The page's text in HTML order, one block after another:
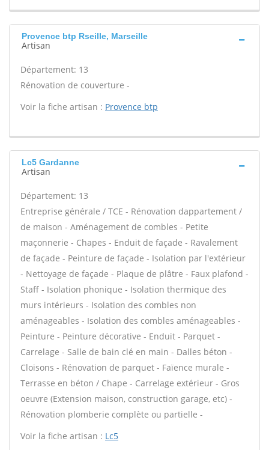
Provence btp Rseille, Marseille
Artisan
Département: 13
Rénovation de couverture -
Voir la fiche artisan : Provence btp
Lc5 Gardanne
Artisan
Département: 13
Entreprise générale / TCE - Rénovation dappartement /
de maison - Aménagement de combles - Petite
maçonnerie - Chapes - Enduit de façade - Ravalement
de façade - Peinture de façade - Isolation par l'extérieur
- Nettoyage de façade - Plaque de plâtre - Faux plafond -
Staff - Isolation phonique - Isolation thermique des
murs intérieurs - Isolation des combles non
aménageables - Isolation des combles aménageables -
Peinture - Peinture décorative - Enduit - Parquet -
Carrelage - Salle de bain clé en main - Dalles béton -
Cloisons - Rénovation de parquet - Faïence murale -
Terrasse en béton / Chape - Carrelage extérieur - Gros
oeuvre (Extension maison, construction garage, etc) -
Rénovation plomberie complète ou partielle -
Voir la fiche artisan : Lc5